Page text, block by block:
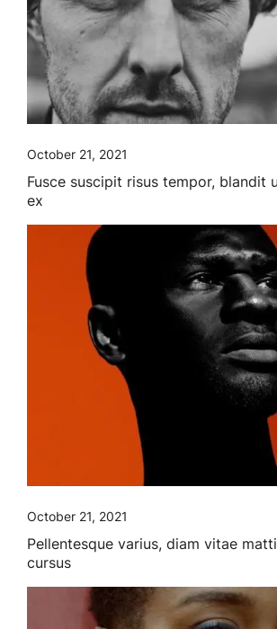
October 21, 2021
Fusce suscipit risus tempor, blandit
ex
October 21, 2021
Pellentesque varius, diam vitae
cursus